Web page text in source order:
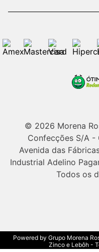
© 2026 Morena
Confecções S/A -
Avenida das
Industrial Adelino
Todos os
Powered by Grupo Morena
Zinco e Lebôh -